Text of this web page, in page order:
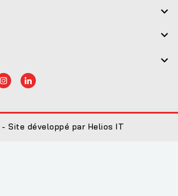



Site développé par Helios IT